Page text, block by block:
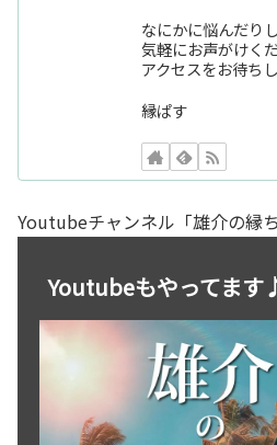
なにかに悩んだり
気軽にお声がけく
アクセスをお待ち
縁ぱす
Youtubeチャンネル「雄介の縁
Youtubeもやってます